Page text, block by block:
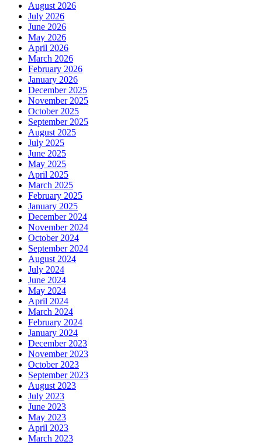
August 2026
July 2026
June 2026
May 2026
April 2026
March 2026
February 2026
January 2026
December 2025
November 2025
October 2025
September 2025
August 2025
July 2025
June 2025
May 2025
April 2025
March 2025
February 2025
January 2025
December 2024
November 2024
October 2024
September 2024
August 2024
July 2024
June 2024
May 2024
April 2024
March 2024
February 2024
January 2024
December 2023
November 2023
October 2023
September 2023
August 2023
July 2023
June 2023
May 2023
April 2023
March 2023